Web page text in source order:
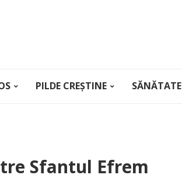
PILDE CREȘTINE SĂNĂTATE
Sfantul Efrem